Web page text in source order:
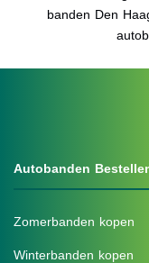
banden Den
Autobanden
Zomerbanden kopen
Winterbanden kopen